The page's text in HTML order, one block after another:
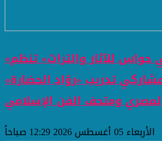
«مؤسسة زاهي حواس للآثار والتراث» تنظم
تدريب «روّاد الحضارة»
ومتحف الفن الإسلامي
الأربعاء 05 أغسطس 2026 12:29 صباحاً